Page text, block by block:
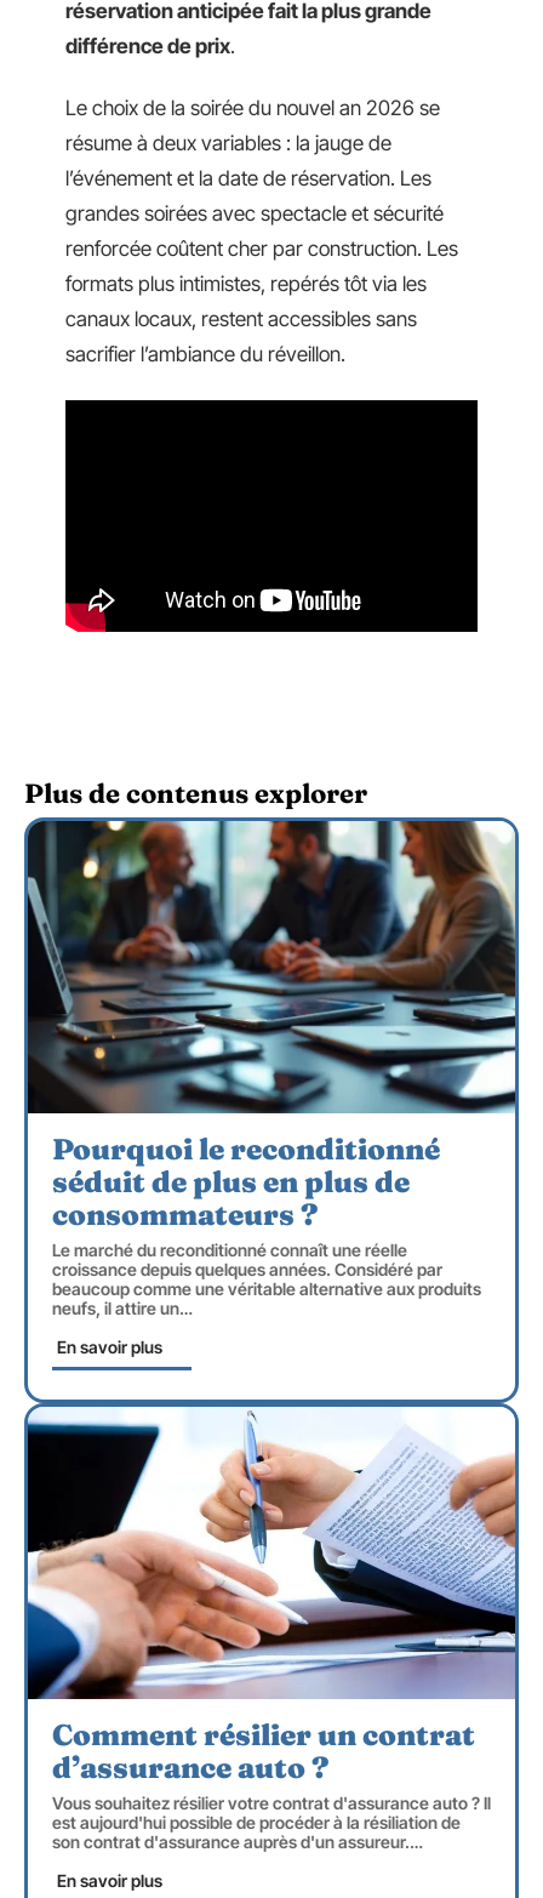
réservation anticipée fait la plus grande
différence de prix.
Le choix de la soirée du nouvel an 2026 se
résume à deux variables : la jauge de
l’événement et la date de réservation. Les
grandes soirées avec spectacle et sécurité
renforcée coûtent cher par construction. Les
formats plus intimistes, repérés tôt via les
canaux locaux, restent accessibles sans
sacrifier l’ambiance du réveillon.
Plus de contenus explorer
Pourquoi le reconditionné
séduit de plus en plus de
consommateurs ?
Le marché du reconditionné connaît une réelle
croissance depuis quelques années. Considéré par
beaucoup comme une véritable alternative aux produits
neufs, il attire un…
En savoir plus
Comment résilier un contrat
d’assurance auto ?
Vous souhaitez résilier votre contrat d'assurance auto ? Il
est aujourd'hui possible de procéder à la résiliation de
son contrat d'assurance auprès d'un assureur.…
En savoir plus